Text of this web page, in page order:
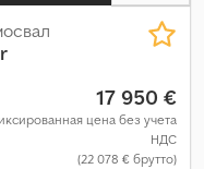
17 950 €
цена без учета
НДС
(22 078 € брутто)